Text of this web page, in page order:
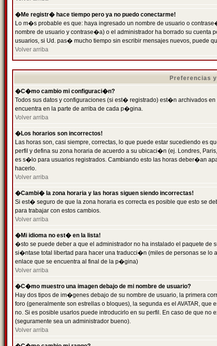
�Me registr� hace tiempo pero ya no puedo conectarme!
Lo m�s probable es que: haya ingresado un nombre de usuario o
nombre de usuario y contrase�a) o el administrador ha borrado su
usuarios, si Ud. pas� mucho tiempo sin escribir mensajes nuevos, puede
Volver arriba
Preferencias
�C�mo cambio mi configuraci�n?
Todos sus datos y configuraciones (si est� registrado) est�n archivados
encuentra en la parte de arriba de cada p�gina.
Volver arriba
�Los horarios son incorrectos!
Las horas son, casi siempre, correctas, lo que puede estar sucediendo es
perfil y defina su zona horaria de acuerdo a su ubicaci�n (ej. Londres,
es s�lo para usuarios registrados. Cambiando esto las horas deber�an
hacerlo.
Volver arriba
�Cambi� la zona horaria y las horas siguen siendo incorrectas!
Si est� seguro de que la zona horaria es correcta es posible que esto se
para trabajar con estos cambios.
Volver arriba
�Mi idioma no est� en la lista!
�sto se puede deber a que el administrador no ha instalado el paquete
si�ntase total libertad para hacer una traducci�n (miles de personas se
enlace que se encuentra al final de la p�gina)
Volver arriba
�C�mo muestro una imagen debajo de mi nombre de usuario?
Hay dos tipos de im�genes debajo de su nombre de usuario, la primera
foro (generalmente son estrellas o bloques), la segunda es el AVATAR,
no. Si es posible usarlos puede introducirlo en su perfil. En caso de que
(seguramente sea un administrador bueno).
Volver arriba